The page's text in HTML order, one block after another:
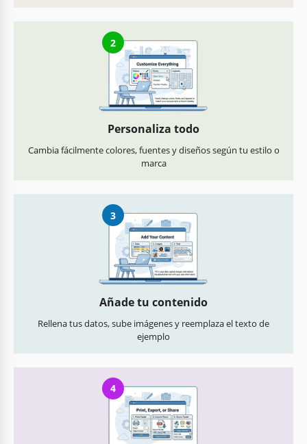
2
Personaliza todo
Cambia fácilmente colores, fuentes y diseños según tu estilo o
marca
3
Añade tu contenido
Rellena tus datos, sube imágenes y reemplaza el texto de
ejemplo
4